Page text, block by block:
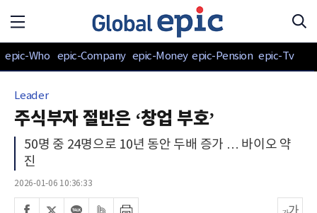
epic-Who epic-Company epic-Money epic-Pension epic-Tv
Leader
주식부자 절반은 ‘창업 부호’
50명 중 24명으로 10년 동안 두배 증가 … 바이오 약
진
2026-01-06 10:36:33